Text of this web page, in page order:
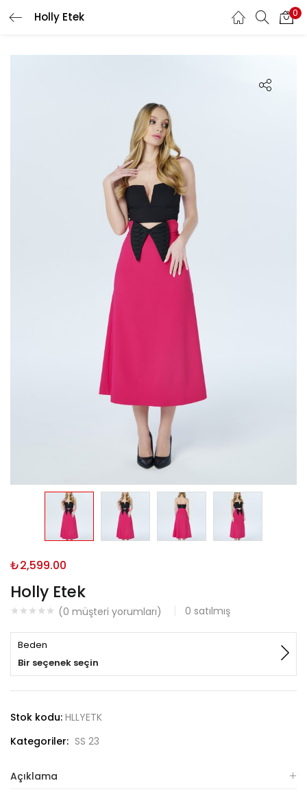
Holly Etek 0
Holly Etek
(0 müşteri yorumları) 0 satılmış
₺2,599.00
Beden
Bir seçenek seçin
Stok kodu: HLLYETK
Kategoriler: SS 23
Açıklama